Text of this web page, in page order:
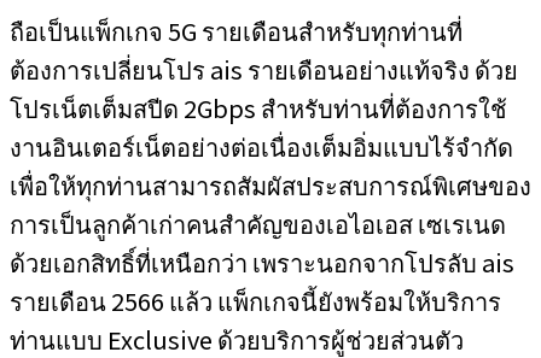
ถือเป็นแพ็กเกจ 5G รายเดือนสำหรับทุกท่านที่
ต้องการเปลี่ยนโปร ais รายเดือนอย่างแท้จริง ด้วย
โปรเน็ตเต็มสปีด 2Gbps สำหรับท่านที่ต้องการใช้
งานอินเตอร์เน็ตอย่างต่อเนื่องเต็มอิ่มแบบไร้จำกัด
เพื่อให้ทุกท่านสามารถสัมผัสประสบการณ์พิเศษของ
การเป็นลูกค้าเก่าคนสำคัญของเอไอเอส เซเรเนด
ด้วยเอกสิทธิ์ที่เหนือกว่า เพราะนอกจากโปรลับ ais
รายเดือน 2566 แล้ว แพ็กเกจนี้ยังพร้อมให้บริการ
ท่านแบบ Exclusive ด้วยบริการผู้ช่วยส่วนตัว